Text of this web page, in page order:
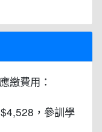
繳費用：
，參訓學